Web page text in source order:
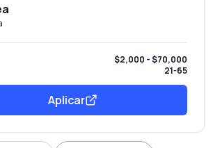
$2,000 - $70,000
21-65
Aplicar